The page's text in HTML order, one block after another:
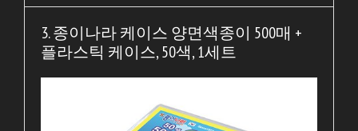
3. 종이나라 케이스 양면색종이 500매 +
플라스틱 케이스, 50색, 1세트